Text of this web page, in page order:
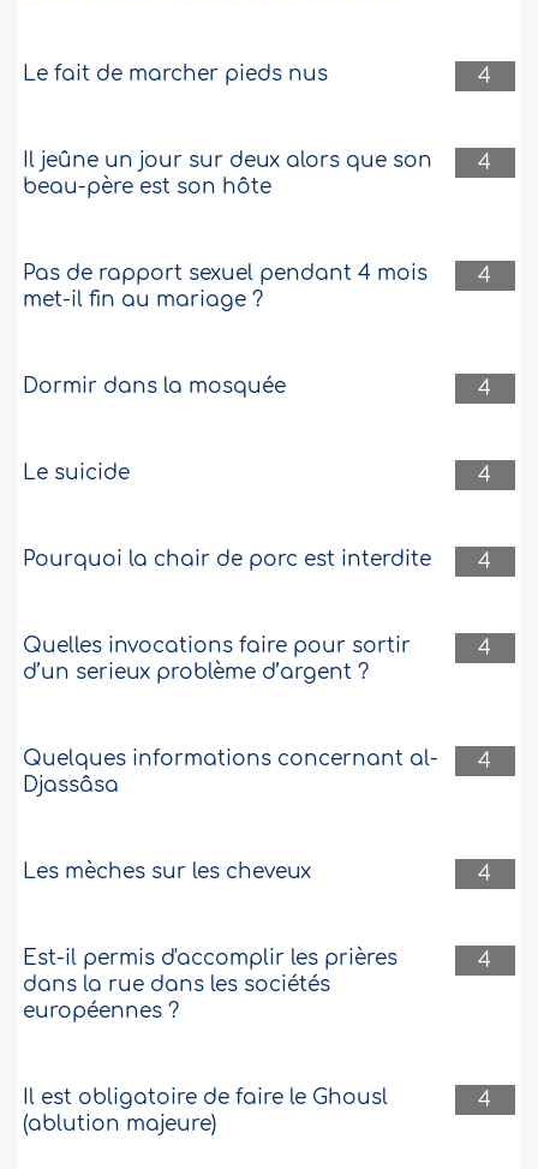
4
Le fait de marcher pieds nus
4
Il jeûne un jour sur deux alors que son
beau-père est son hôte
4
Pas de rapport sexuel pendant 4 mois
met-il fin au mariage ?
4
Dormir dans la mosquée
4
Le suicide
4
Pourquoi la chair de porc est interdite
4
Quelles invocations faire pour sortir
d’un serieux problème d’argent ?
4
Quelques informations concernant al-
Djassâsa
4
Les mèches sur les cheveux
4
Est-il permis d'accomplir les prières
dans la rue dans les sociétés
européennes ?
4
Il est obligatoire de faire le Ghousl
(ablution majeure)